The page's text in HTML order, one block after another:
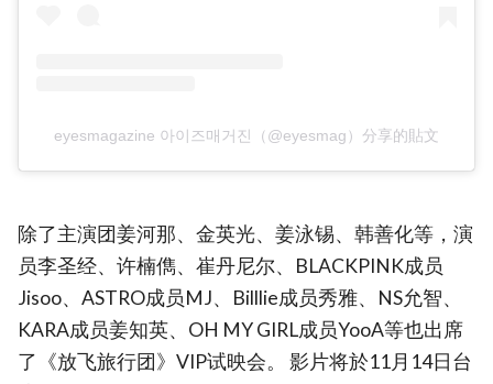
eyesmagazine 아이즈매거진（@eyesmag）分享的貼文
除了主演团姜河那、金英光、姜泳锡、韩善化等，演
员李圣经、许楠儁、崔丹尼尔、BLACKPINK成员
Jisoo、ASTRO成员MJ、Billlie成员秀雅、NS允智、
KARA成员姜知英、OH MY GIRL成员YooA等也出席
了《放飞旅行团》VIP试映会。 影片将於11月14日台